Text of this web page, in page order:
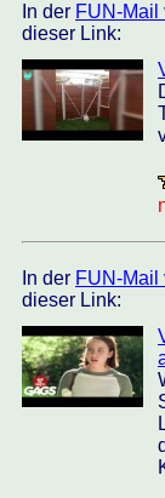
In der FUN-Mail
dieser Link:
In der FUN-Mail
dieser Link: